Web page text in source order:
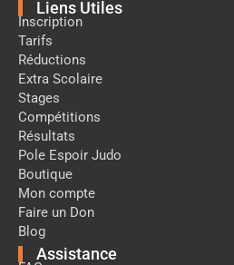
Liens Utiles
Inscription
Tarifs
Réductions
Extra Scolaire
Stages
Compétitions
Résultats
Pole Espoir Judo
Boutique
Mon compte
Faire un Don
Blog
Assistance